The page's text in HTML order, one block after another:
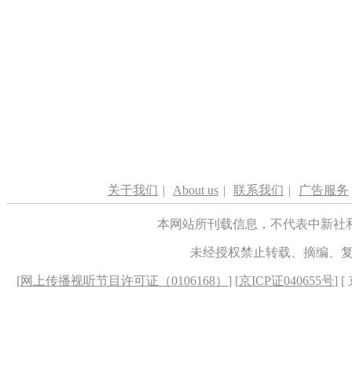
关于我们 | About us | 联系我们 | 广告服务
本网站所刊载信息，不代表中新
未经授权禁止转载、摘编、
[网上传播视听节目许可证（0106168） ] [京ICP证040655号] [